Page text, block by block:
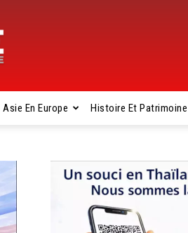
Asie En Europe Histoire Et Patrimoine